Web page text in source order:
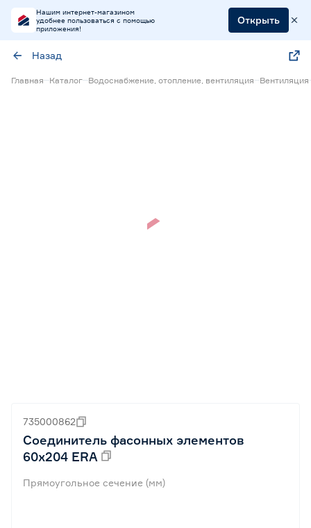
Нашим интернет-магазином
удобнее пользоваться с помощью
приложения!
Открыть
Назад
Главная Каталог Водоснабжение, отопление, вентиляция Вентиляция
735000862
Соединитель фасонных элементов
60х204 ERA
Прямоугольное сечение (мм)